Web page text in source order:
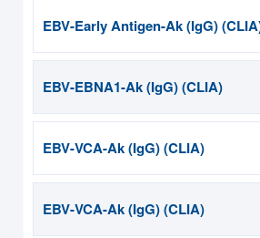
EBV-Early Antigen-Ak (IgG)
EBV-EBNA1-Ak (IgG) (CLIA)
EBV-VCA-Ak (IgG) (CLIA)
EBV-VCA-Ak (IgG) (CLIA)